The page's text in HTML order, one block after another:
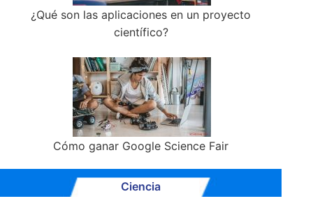
¿Qué son las aplicaciones en un proyecto
científico?
Cómo ganar Google Science Fair
Ciencia